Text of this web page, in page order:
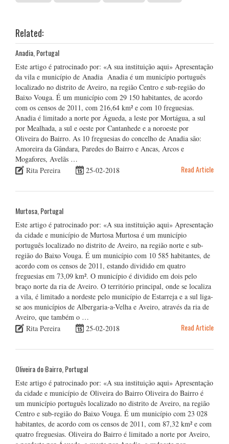
Related:
Anadia, Portugal
Este artigo é patrocinado por: «A sua instituição aqui» Apresentação
da vila e município de Anadia Anadia é um município português
localizado no distrito de Aveiro, na região Centro e sub-região do
Baixo Vouga. É um município com 29 150 habitantes, de acordo
com os censos de 2011, com 216,64 km² e com 10 freguesias.
Anadia é limitado a norte por Águeda, a leste por Mortágua, a sul
por Mealhada, a sul e oeste por Cantanhede e a noroeste por
Oliveira do Bairro. As 10 freguesias do concelho de Anadia são:
Amoreira da Gândara, Paredes do Bairro e Ancas, Arcos e
Mogafores, Avelãs …
Rita Pereira
25-02-2018 Read Article
Murtosa, Portugal
Este artigo é patrocinado por: «A sua instituição aqui» Apresentação
da cidade e município de Murtosa Murtosa é um município
português localizado no distrito de Aveiro, na região norte e sub-
região do Baixo Vouga. É um município com 10 585 habitantes, de
acordo com os censos de 2011, estando dividido em quatro
freguesias em 73,09 km². O município é dividido em dois pelo
braço norte da ria de Aveiro. O território principal, onde se localiza
a vila, é limitado a nordeste pelo município de Estarreja e a sul liga-
se aos municípios de Albergaria-a-Velha e Aveiro, através da ria de
Aveiro, que também o …
Rita Pereira
25-02-2018 Read Article
Oliveira do Bairro, Portugal
Este artigo é patrocinado por: «A sua instituição aqui» Apresentação
da cidade e município de Oliveira do Bairro Oliveira do Bairro é
um município português localizado no distrito de Aveiro, na região
Centro e sub-região do Baixo Vouga. É um município com 23 028
habitantes, de acordo com os censos de 2011, com 87,32 km² e com
quatro freguesias. Oliveira do Bairro é limitado a norte por Aveiro,